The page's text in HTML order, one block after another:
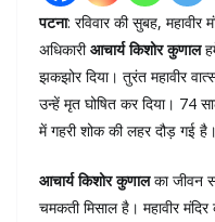
पटना: रविवार की सुबह,
अधिकारीआचार्य किशोर कुणाल
झकझोर दिया। तुरंत महावीर
उन्हें मृत घोषित कर दिया। 74
में गहरी शोक की लहर दौड़ गई है।
आचार्य किशोर कुणालका जीवन
चमकती मिसाल है। महावीर